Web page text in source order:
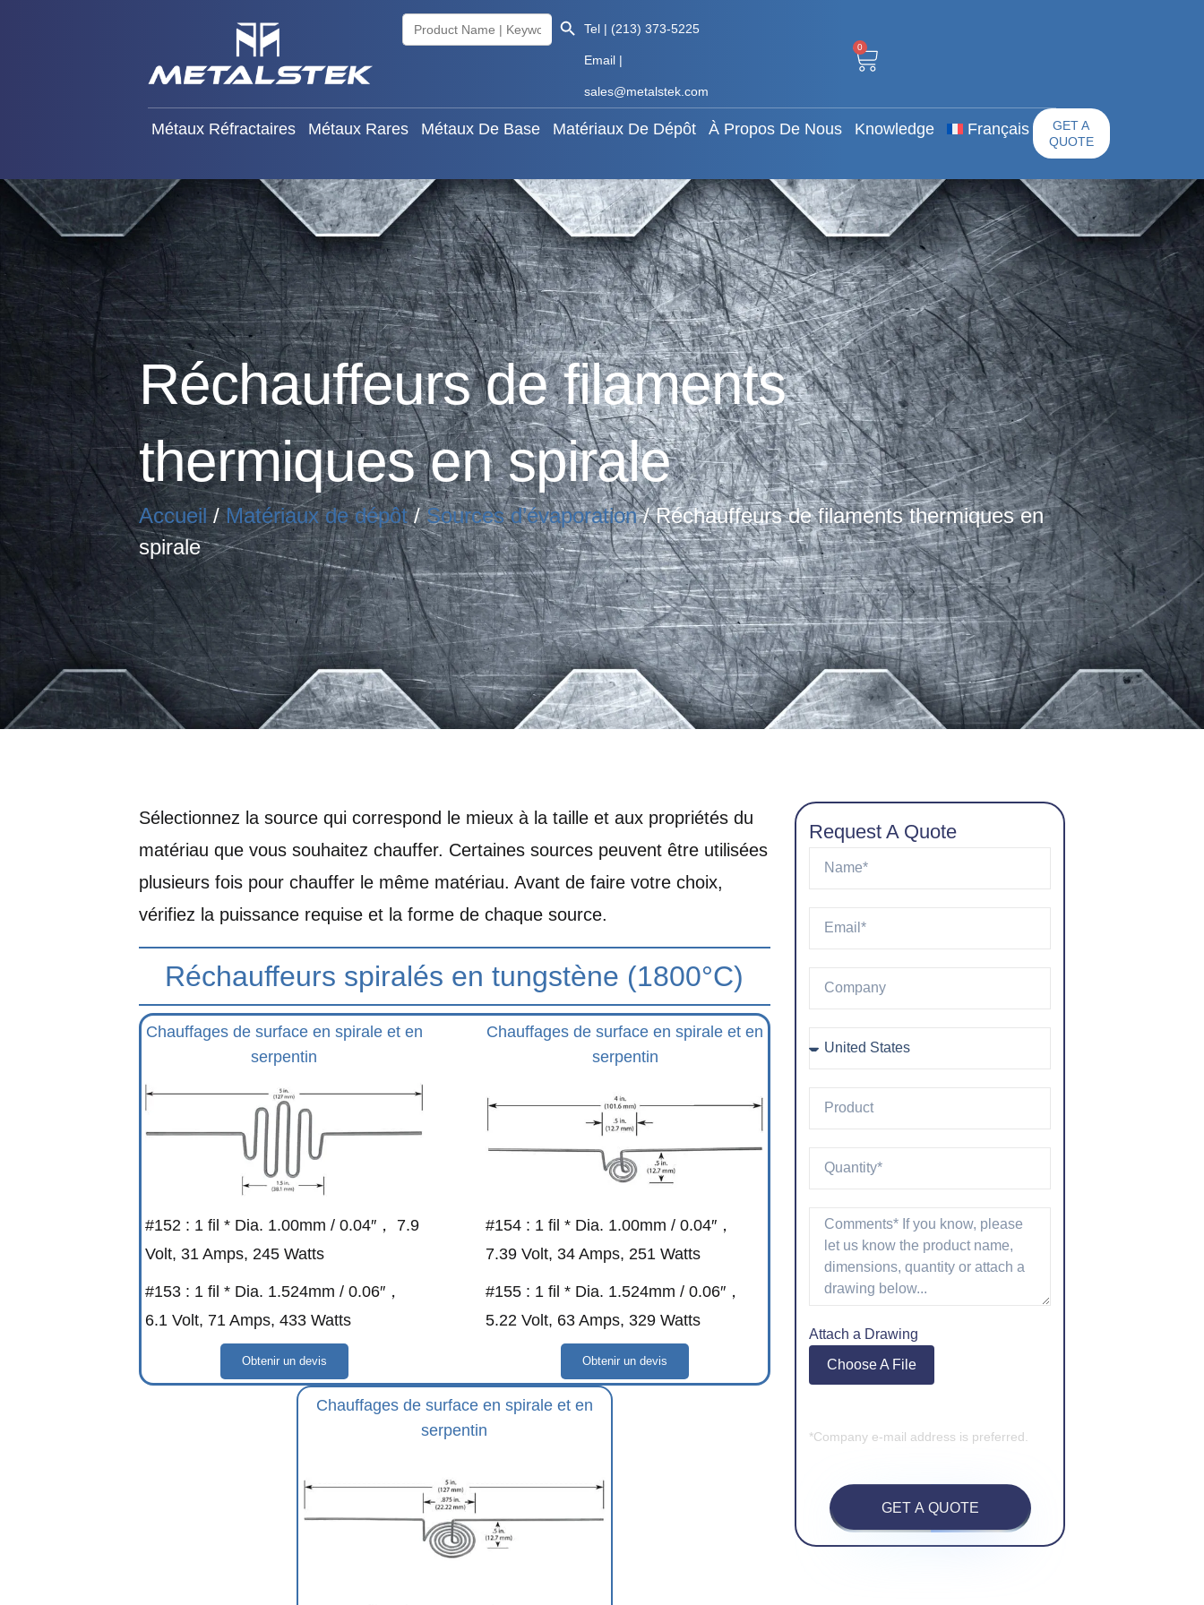
Search
for:
Search Button
Tel | (213) 373-5225
Email |
sales@metalstek.com
0
Métaux Réfractaires Métaux Rares Métaux De Base Matériaux De Dépôt À Propos De Nous Knowledge Français
GET A
QUOTE
Métaux Réfractaires Métaux Rares Métaux De Base Matériaux De Dépôt
Français
Réchauffeurs de filaments
thermiques en spirale
Accueil/Matériaux de dépôt/Sources d’évaporation/ Réchauffeurs de filaments thermiques en
spirale
Sélectionnez la source qui correspond le mieux à la taille et aux propriétés du
matériau que vous souhaitez chauffer. Certaines sources peuvent être utilisées
plusieurs fois pour chauffer le même matériau. Avant de faire votre choix,
vérifiez la puissance requise et la forme de chaque source.
Réchauffeurs spiralés en tungstène (1800°C)
Chauffages de surface en spirale et en
serpentin
#152 : 1 fil * Dia. 1.00mm / 0.04″， 7.9
Volt, 31 Amps, 245 Watts
#153 : 1 fil * Dia. 1.524mm / 0.06″，
6.1 Volt, 71 Amps, 433 Watts
Obtenir un devis
Chauffages de surface en spirale et en
serpentin
#154 : 1 fil * Dia. 1.00mm / 0.04″，
7.39 Volt, 34 Amps, 251 Watts
#155 : 1 fil * Dia. 1.524mm / 0.06″，
5.22 Volt, 63 Amps, 329 Watts
Obtenir un devis
Chauffages de surface en spirale et en
serpentin
Request A Quote
Attach a Drawing
Choose A File
*Company e-mail address is preferred.
GET A QUOTE